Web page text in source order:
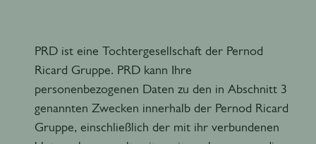
PRD ist eine Tochtergesellschaft der Pernod
Ricard Gruppe. PRD kann Ihre
personenbezogenen Daten zu den in Abschnitt 3
genannten Zwecken innerhalb der Pernod Ricard
Gruppe, einschließlich der mit ihr verbundenen